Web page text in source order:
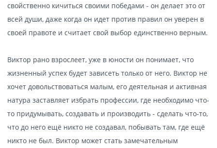
свойственно кичиться своими победами - он делает это от
всей души, даже когда он идет против правил он уверен в
своей правоте и считает свой выбор единственно верным.
Виктор рано взрослеет, уже в юности он понимает, что
жизненный успех будет зависеть только от него. Виктор не
хочет довольствоваться малым, его деятельная и активная
натура заставляет избрать профессии, где необходимо что-
то придумывать, создавать и производить - сделать что-то,
что до него ещё никто не создавал, побывать там, где ещё
никто не был. Виктор может стать замечательным